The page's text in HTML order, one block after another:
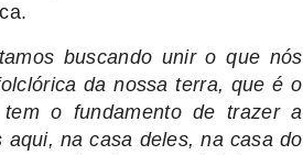
buscando unir o que nós
da nossa terra, que é o
o fundamento de trazer a
na casa deles, na casa do